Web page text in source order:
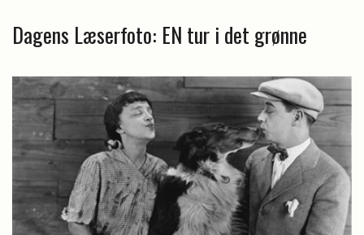
Dagens Læserfoto: EN tur i det grønne